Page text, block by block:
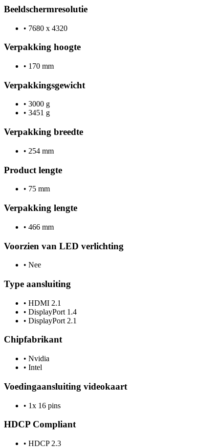
Beeldschermresolutie
• 7680 x 4320
Verpakking hoogte
• 170 mm
Verpakkingsgewicht
• 3000 g
• 3451 g
Verpakking breedte
• 254 mm
Product lengte
• 75 mm
Verpakking lengte
• 466 mm
Voorzien van LED verlichting
• Nee
Type aansluiting
• HDMI 2.1
• DisplayPort 1.4
• DisplayPort 2.1
Chipfabrikant
• Nvidia
• Intel
Voedingaansluiting videokaart
• 1x 16 pins
HDCP Compliant
• HDCP 2.3